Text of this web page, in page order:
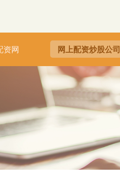
资网 网上配资炒股公司